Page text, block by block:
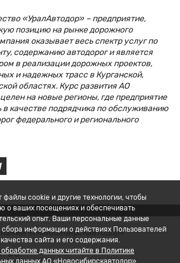
«УралАвтодор» – предприятие,
позицию на рынке дорожного
оказывает весь спектр услуг по
содержанию автодорог и является
в реализации дорожных проектов,
и надежных трасс в Курганской,
областях. Курс развития АО
на новые регионы, где предприятие
качестве подрядчика по обслуживанию
федерального и регионального
«Новосибирскавтодор»
06
файлы cookie и другие технологии, чтобы
о ваших посещениях и обеспечивать
опыт. Ваши персональные данные
информации о действиях Пользователей
сайта и его содержания.
данных читайте в Политике
данных АО «Новосибирскавтодор».